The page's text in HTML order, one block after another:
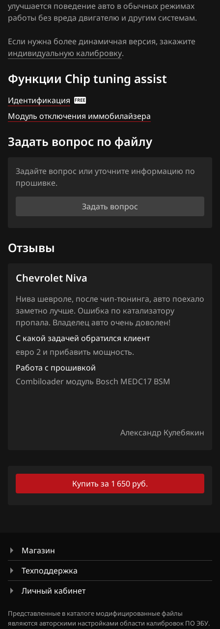
Hawtai
Hongqi
Hyundai
Iran Khodro
Isuzu
Iveco
Jaguar
Kaiyi
Kia
King Long
KYC
Lancia
Mazda
Mercedes-Benz
Mini
улучшается поведение авто в обычных режимах
работы без вреда двигателю и другим системам.
Если нужна более динамичная версия, закажите
индивидуальную калибровку.
Функции Chip tuning assist
Идентификация
Модуль отключения иммобилайзера
Задать вопрос по файлу
Задайте вопрос или уточните информацию по
прошивке.
Задать вопрос
Отзывы
Chevrolet Niva
Нива шевроле, после чип-тюнинга, авто поехало
заметно лучше. Ошибка по катализатору
пропала. Владелец авто очень доволен!
С какой задачей обратился клиент
евро 2 и прибавить мощность.
Работа с прошивкой
Combiloader модуль Bosch MEDC17 BSM
Александр Кулебякин
Купить за 1 650 руб.
Магазин
Техподдержка
Личный кабинет
Представленные в каталоге модифицированные файлы
являются авторскими настройками области калибровок ПО ЭБУ.